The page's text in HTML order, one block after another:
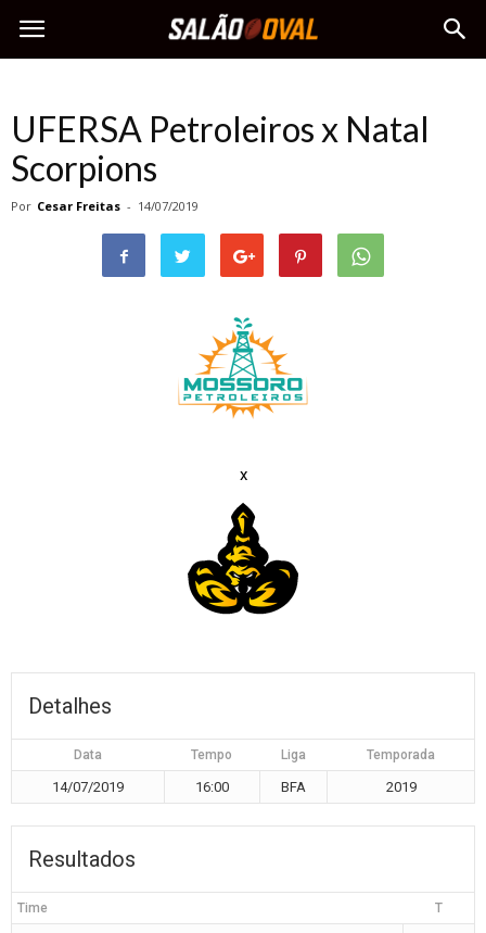
UFERSA Petroleiros x Natal
Scorpions
Por Cesar Freitas - 14/07/2019
x
Detalhes
Data Tempo Liga Temporada
14/07/2019 16:00 BFA 2019
Resultados
Time T